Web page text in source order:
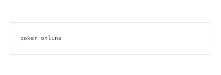
poker online